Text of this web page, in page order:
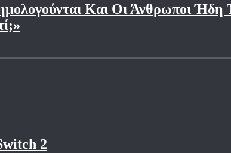
Και Οι Άνθρωποι Ήδη
2